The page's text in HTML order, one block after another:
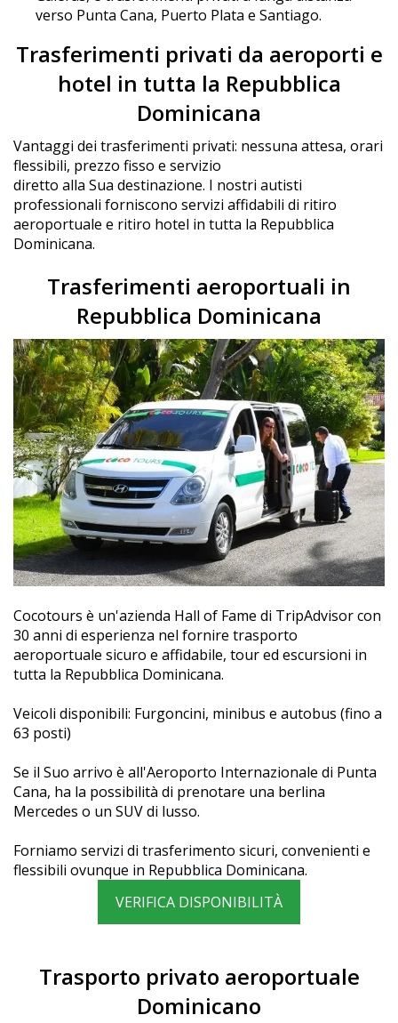
verso Punta Cana, Puerto Plata e Santiago.
Trasferimenti privati da aeroporti e
hotel in tutta la Repubblica
Dominicana
Vantaggi dei trasferimenti privati: nessuna attesa, orari
flessibili, prezzo fisso e servizio
diretto alla Sua destinazione. I nostri autisti
professionali forniscono servizi affidabili di ritiro
aeroportuale e ritiro hotel in tutta la Repubblica
Dominicana.
Trasferimenti aeroportuali in
Repubblica Dominicana
Cocotours è un'azienda Hall of Fame di TripAdvisor con
30 anni di esperienza nel fornire trasporto
aeroportuale sicuro e affidabile, tour ed escursioni in
tutta la Repubblica Dominicana.
Veicoli disponibili: Furgoncini, minibus e autobus (fino a
63 posti)
Se il Suo arrivo è all'Aeroporto Internazionale di Punta
Cana, ha la possibilità di prenotare una berlina
Mercedes o un SUV di lusso.
Forniamo servizi di trasferimento sicuri, convenienti e
flessibili ovunque in Repubblica Dominicana.
VERIFICA DISPONIBILITÀ
Trasporto privato aeroportuale
Dominicano